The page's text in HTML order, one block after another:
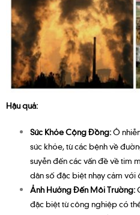
Hậu quả:
Sức Khỏe Cộng Đồng:Ô
sức khỏe, từ các bệnh về
suyễn đến các vấn đề về tim
dân số đặc biệt nhạy cảm với
Ảnh Hưởng Đến Môi Trường:
đặc biệt từ công nghiệp có